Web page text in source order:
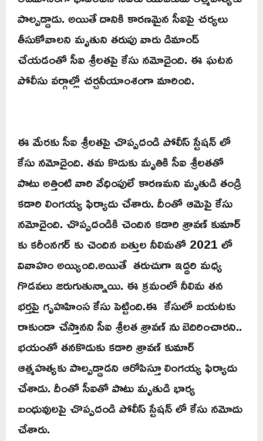
పాల్పడ్డాడు. అయితే దానికి కారణమైన సీఐపై చర్యలు
తీసుకోవాలని మృతుని తరుపు వారు డిమాండ్‌
చేయడంతో సీఐ శ్రీలతపై కేసు నమోదైంది. ఈ ఘటన
పోలీసు వర్గాల్లో చర్చనీయాంశంగా మారింది.
ఈ మేరకు సీఐ శ్రీలతపై చొప్పదండి పోలీస్ స్టేషన్ లో
కేసు నమోదైంది. తమ కొడుకు మృతికి సీఐ శ్రీలతతో
పాటు అత్తింటి వారి వేధింపులే కారణమని మృతుడి తండ్రి
కడారి లింగయ్య ఫిర్యాదు చేశారు. దీంతో ఆమెపై కేసు
నమోదైంది. చొప్పదండికి చెందిన కడారి శ్రావణ్ కుమార్
కు కరీంనగర్ కు చెందిన బత్తుల నీలిమతో 2021 లో
వివాహం అయ్యింది.అయితే తరుచుగా ఇద్దరి మధ్య
గొడవలు జరుగుతున్నాయి. ఈ క్రమంలో నీలిమ తన
భర్తపై గృహహింస కేసు పెట్టింది.ఈ కేసులో బయటకు
రాకుండా చేస్తానని సీఐ శ్రీలత శ్రావణ్‌ ను బెదిరించారని..
భయంతో తనకొడుకు కడారి శ్రావణ్ కుమార్
ఆత్మహత్యకు పాల్పడ్డాడని ఆరోపిస్తూ లింగయ్య ఫిర్యాదు
చేశాడు. దీంతో సీఐతో పాటు మృతుడి భార్య
బంధువులపై చొప్పదండి పోలీస్ స్టేషన్ లో కేసు నమోదు
చేశారు.